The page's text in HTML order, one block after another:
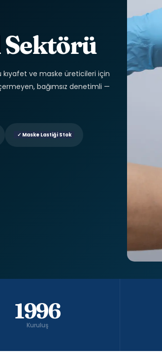
ve maske üreticileri için
bağımsız denetimli —
✓ Maske Lastiği Stok
1996
Kuruluş